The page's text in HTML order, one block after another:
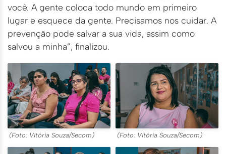
você. A gente coloca todo mundo em primeiro
lugar e esquece da gente. Precisamos nos cuidar. A
prevenção pode salvar a sua vida, assim como
salvou a minha”, finalizou.
(Foto: Vitória Souza/Secom) (Foto: Vitória Souza/Secom)